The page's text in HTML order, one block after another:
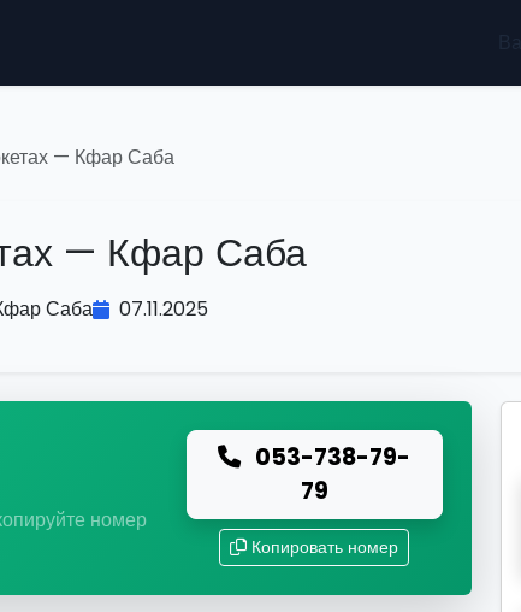
— Кфар Саба
— Кфар Саба
Саба 07.11.2025
номер
053-738-79-
79
Копировать номер